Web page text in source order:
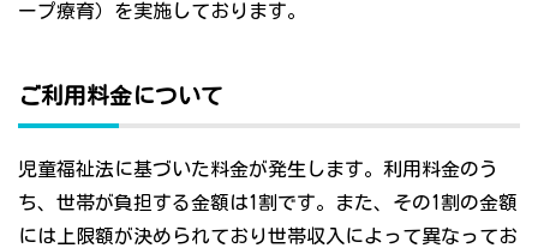
ープ療育）を実施しております。
ご利用料金について
児童福祉法に基づいた料金が発生します。利用料金のう
ち、世帯が負担する金額は1割です。また、その1割の金額
には上限額が決められており世帯収入によって異なってお